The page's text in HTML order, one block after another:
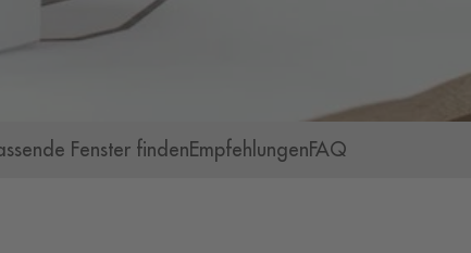
Fenster findenEmpfehlungenFAQ